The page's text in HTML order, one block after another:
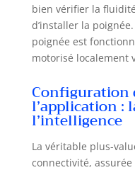
bien vérifier la
d’installer la
poignée est
motorisé localement
Configuration
l’application :
l’intelligence
La véritable plus-
connectivité,